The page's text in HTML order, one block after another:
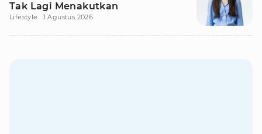
Tak Lagi Menakutkan
Lifestyle 1 Agustus 2026